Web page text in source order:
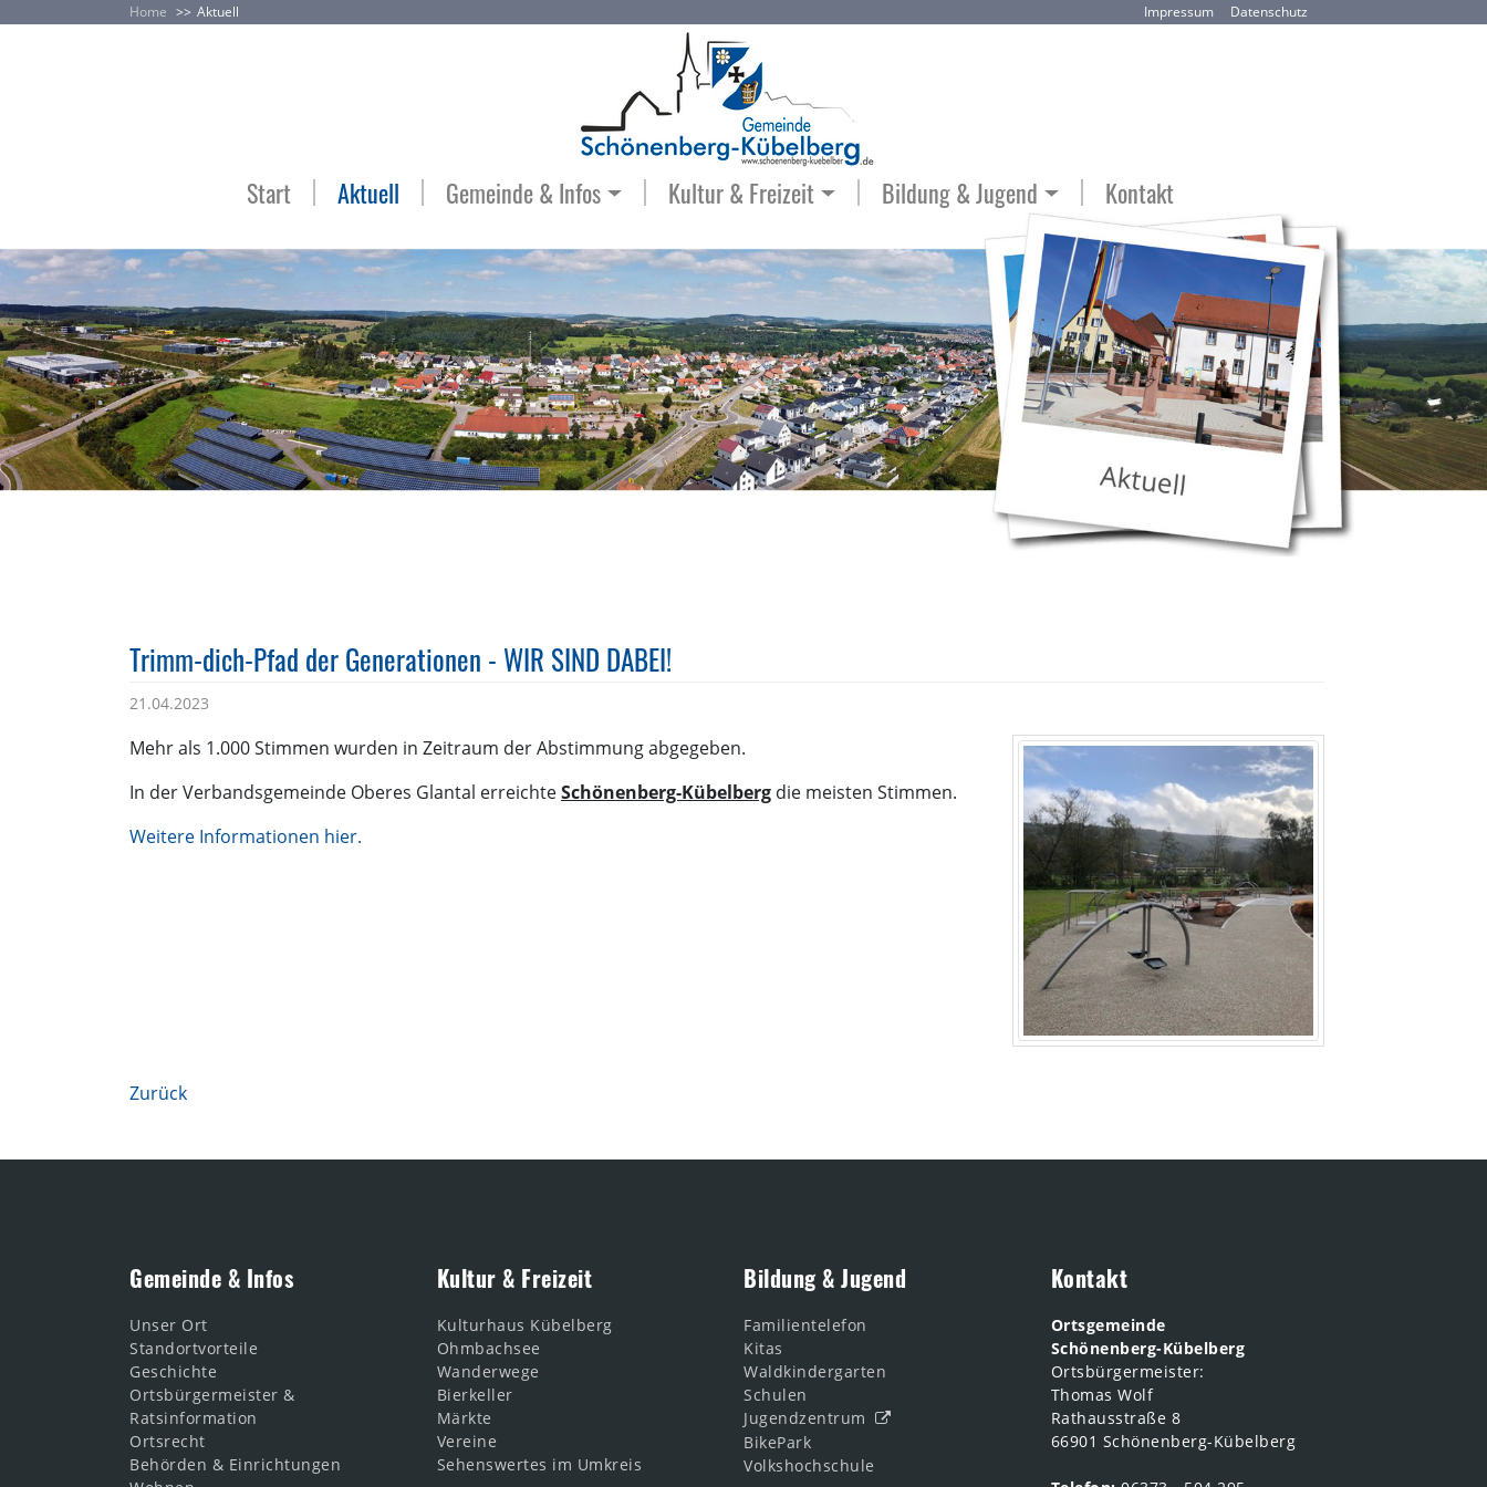
Home Aktuell Impressum Datenschutz
Start Aktuell Gemeinde & Infos Kultur & Freizeit Bildung & Jugend Kontakt
Trimm-dich-Pfad der Generationen - WIR SIND DABEI!
21.04.2023
Mehr als 1.000 Stimmen wurden in Zeitraum der Abstimmung abgegeben.
In der Verbandsgemeinde Oberes Glantal erreichteSchönenberg-Kübelberg die meisten Stimmen.
Weitere Informationen hier.
Zurück
Gemeinde & Infos
Unser Ort
Standortvorteile
Geschichte
Ortsbürgermeister &
Ratsinformation
Ortsrecht
Behörden & Einrichtungen
Kultur & Freizeit
Kulturhaus Kübelberg
Ohmbachsee
Wanderwege
Bierkeller
Märkte
Vereine
Sehenswertes im Umkreis
Bildung & Jugend
Familientelefon
Kitas
Waldkindergarten
Schulen
Jugendzentrum
BikePark
Volkshochschule
Kontakt
Ortsgemeinde
Schönenberg-Kübelberg
Ortsbürgermeister:
Thomas Wolf
Rathausstraße 8
66901 Schönenberg-Kübelberg